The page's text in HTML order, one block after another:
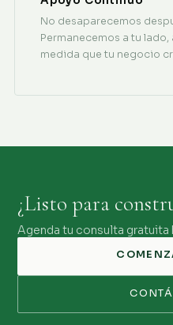
No desaparecemos
Permanecemos a tu
medida que tu negocio
¿Listo para
Agenda tu consulta gratuita